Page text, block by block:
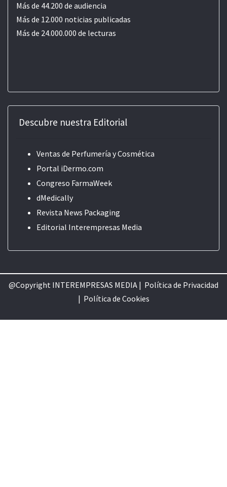
Más de 44.200 de audiencia
Más de 12.000 noticias publicadas
Más de 24.000.000 de lecturas
Descubre nuestra Editorial
Ventas de Perfumería y Cosmética
Portal iDermo.com
Congreso FarmaWeek
dMedically
Revista News Packaging
Editorial Interempresas Media
@Copyright INTEREMPRESAS MEDIA | Política de Privacidad
| Política de Cookies